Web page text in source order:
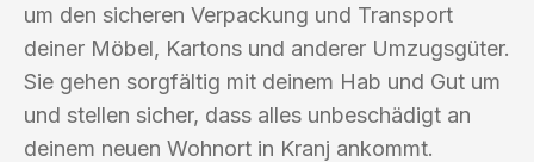
um den sicheren Verpackung und Transport
deiner Möbel, Kartons und anderer Umzugsgüter.
Sie gehen sorgfältig mit deinem Hab und Gut um
und stellen sicher, dass alles unbeschädigt an
deinem neuen Wohnort in Kranj ankommt.